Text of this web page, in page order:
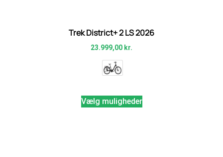
Trek District+ 2 LS 2026
23.999,00 kr.
Vælg muligheder